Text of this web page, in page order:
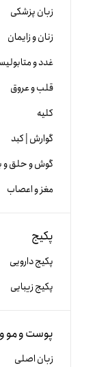
زبان پزشکی
زنان و زایمان
غدد و
قلب و عروق
کلیه
گوارش | کبد
گوش و حلق و
مغز و اعصاب
پکیج
پکیج دارویی
پکیج زیبایی
پوست و مو
زبان اصلی